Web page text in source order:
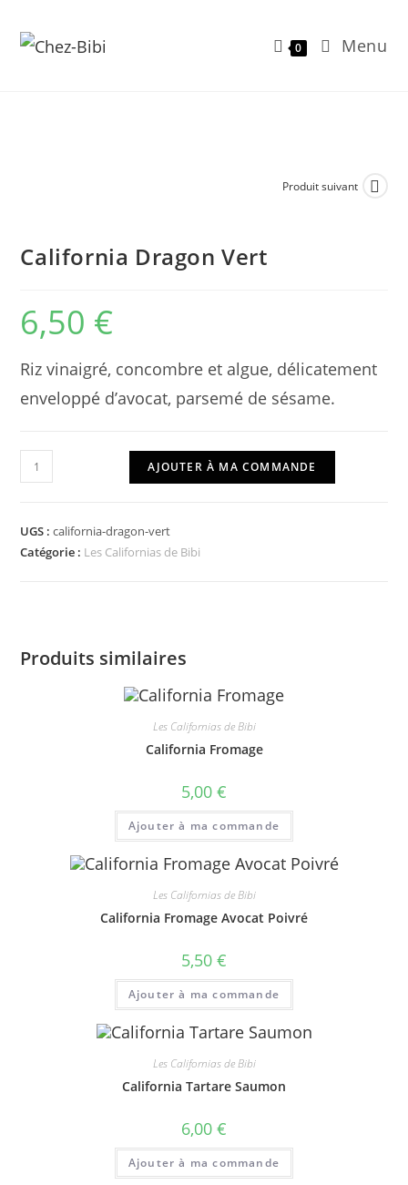
0 Menu
Produit suivant
California Dragon Vert
6,50 €
Riz vinaigré, concombre et algue, délicatement
enveloppé d’avocat, parsemé de sésame.
quantité
de
Dragon
Vert
AJOUTER À MA COMMANDE
UGS :california-dragon-vert
Catégorie : Les Californias de Bibi
Produits similaires
Les Californias de Bibi
California Fromage
5,00 €
Ajouter à ma commande
Les Californias de Bibi
California Fromage Avocat Poivré
5,50 €
Ajouter à ma commande
Les Californias de Bibi
California Tartare Saumon
6,00 €
Ajouter à ma commande